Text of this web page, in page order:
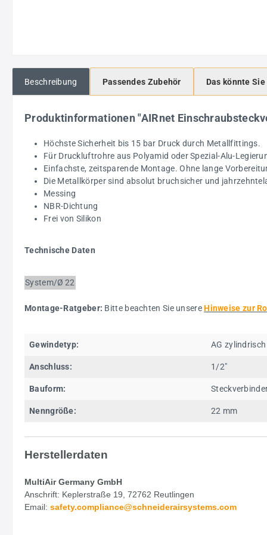
Beschreibung Passendes Zubehör Das könnte
Produktinformationen "AIRnet
Höchste Sicherheit bis 15 bar Druck durch Metallfittings.
Für Druckluftrohre aus Polyamid oder Spezial-Alu-
Einfachste, zeitsparende Montage. Ohne lange
Die Metallkörper sind absolut bruchsicher und
Messing
NBR-Dichtung
Frei von Silikon
Technische Daten
System/Ø 22
Montage-Ratgeber: Bitte beachten Sie unsereHinweise zur
Gewindetyp: AG zylindrisch
Anschluss: 1/2"
Bauform:
Nenngröße: 22 mm
Herstellerdaten
MultiAir Germany GmbH
Anschrift: Keplerstraße 19, 72762 Reutlingen
Email: safety.compliance@schneiderairsystems.com